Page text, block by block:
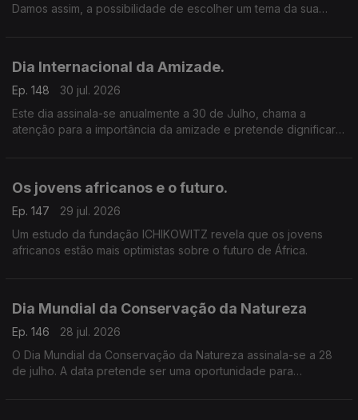
Damos assim, a possibilidade de escolher um tema da sua
Dia Internacional da Amizade.
Ep. 148
30 jul. 2026
Este dia assinala-se anualmente a 30 de Julho, chama a
atenção para a importância da amizade e pretende dignificar o
Os jovens africanos e o futuro.
Ep. 147
29 jul. 2026
Um estudo da fundação ICHIKOWITZ revela que os jovens
africanos estão mais optimistas sobre o futuro de África.
Dia Mundial da Conservação da Natureza
Ep. 146
28 jul. 2026
O Dia Mundial da Conservação da Natureza assinala-se a 28
de julho. A data pretende ser uma oportunidade para